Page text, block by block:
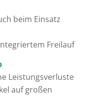
beim Einsatz
Freilauf
Leistungsverluste
auf großen